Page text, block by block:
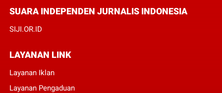
SUARA INDEPENDEN JURNALIS INDONESIA
SIJI.OR.ID
LAYANAN LINK
Layanan Iklan
Layanan Pengaduan